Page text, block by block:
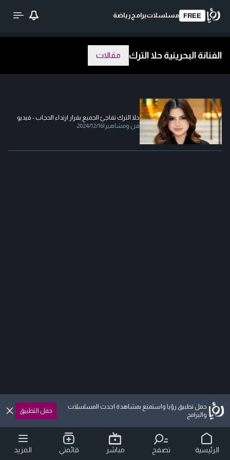
FREE مسلسلاتبرامج رياضة
الفنانة البحرينية حلا الترك مقالات
حلا الترك تفاجئ الجميع بقرار ارتداء الحجاب - فيديو
فن ومشاهير |
2024/12/16
حمل تطبيق رؤيا واستمتع بمشاهدة احدث المسلسلات
والبرامج
حمل التطبيق
الرئيسية تصفح مباشر قائمتي المزيد